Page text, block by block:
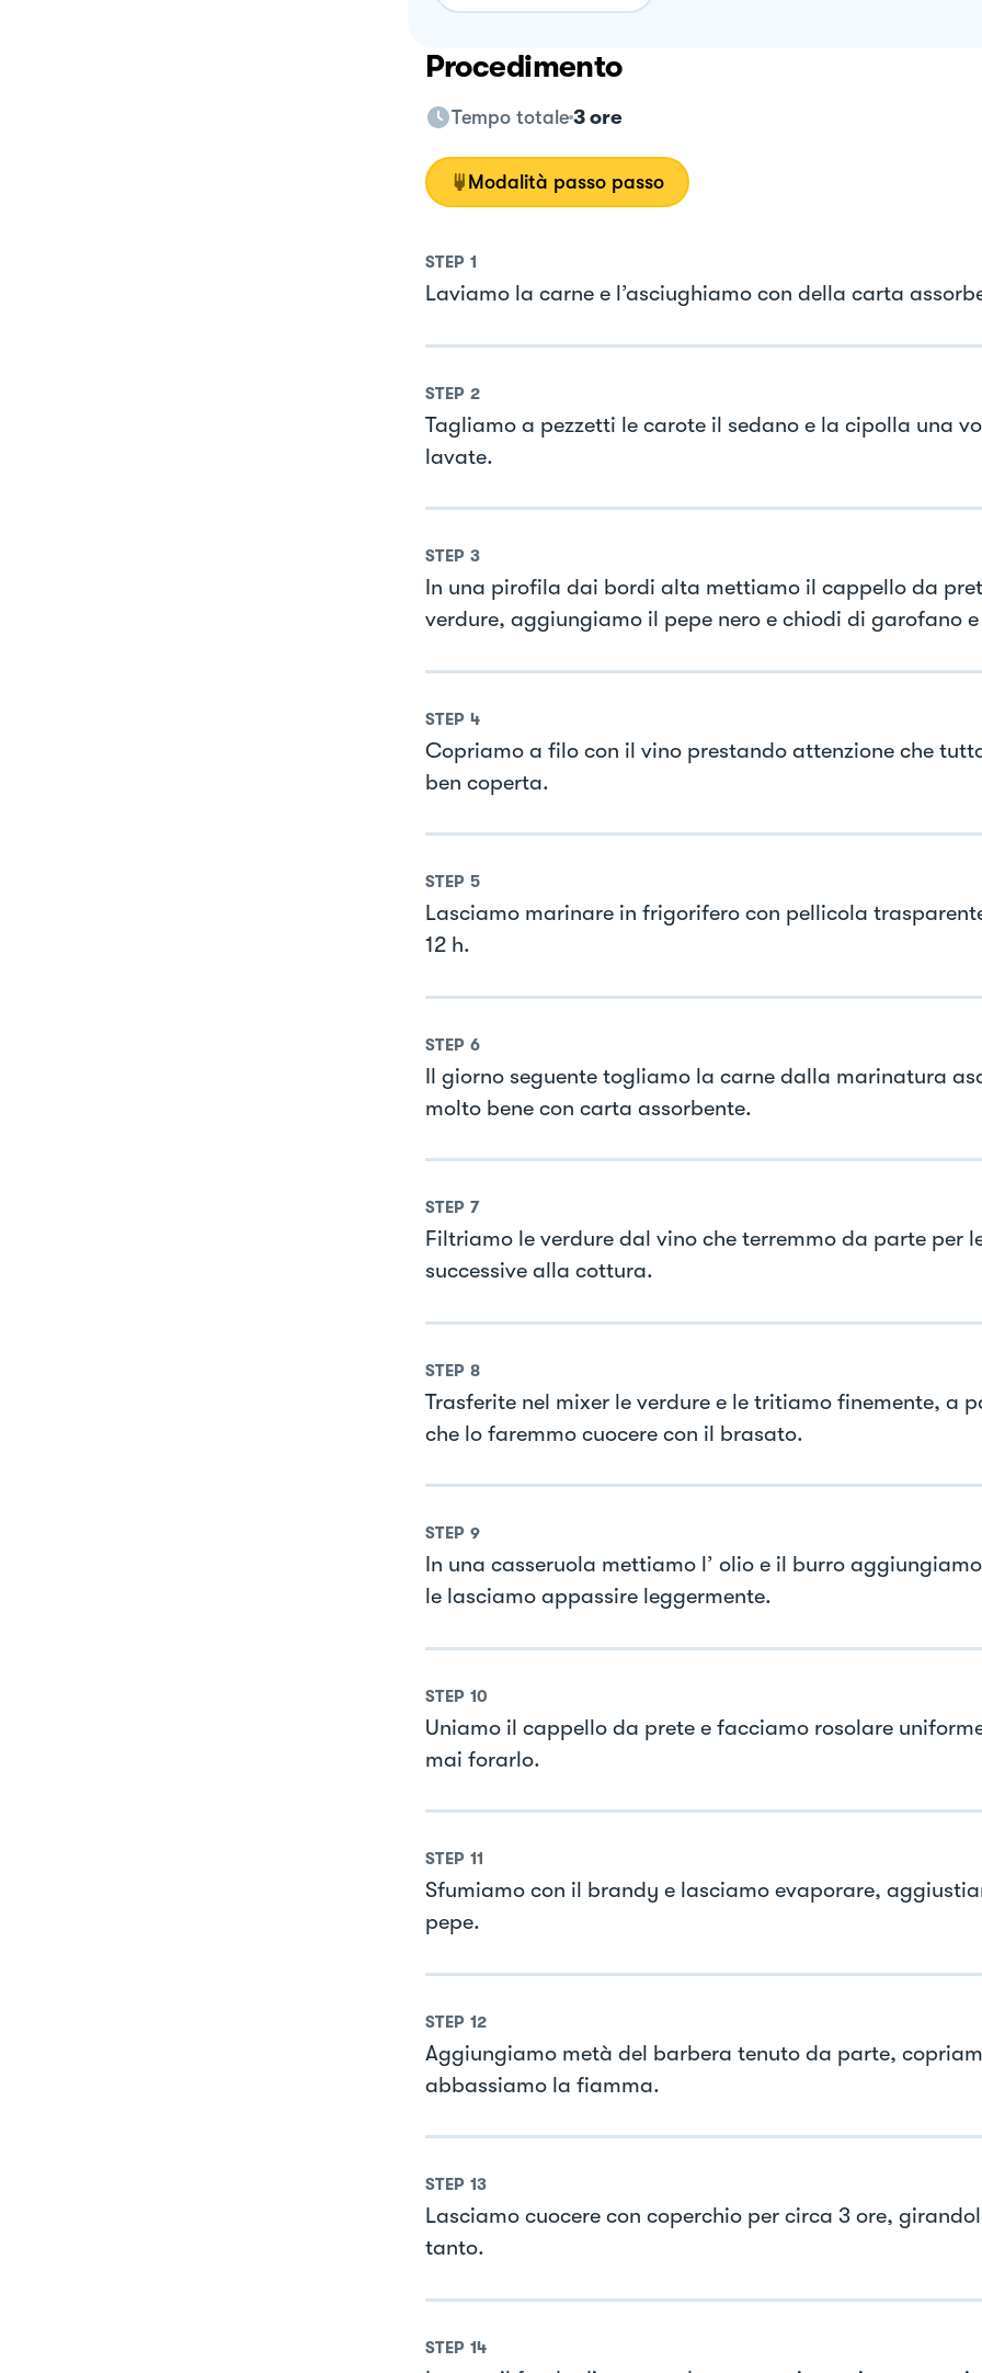
Procedimento
Tempo totale 3 ore
Modalità passo passo
STEP 1
Laviamo la carne e l’asciughiamo con della carta
STEP 2
Tagliamo a pezzetti le carote il sedano e la cipolla una
lavate.
STEP 3
In una pirofila dai bordi alta mettiamo il cappello da
verdure, aggiungiamo il pepe nero e chiodi di garofano
STEP 4
Copriamo a filo con il vino prestando attenzione che
ben coperta.
STEP 5
Lasciamo marinare in frigorifero con pellicola
12 h.
STEP 6
Il giorno seguente togliamo la carne dalla marinatura
molto bene con carta assorbente.
STEP 7
Filtriamo le verdure dal vino che terremmo da parte per
successive alla cottura.
STEP 8
Trasferite nel mixer le verdure e le tritiamo finemente, a
che lo faremmo cuocere con il brasato.
STEP 9
In una casseruola mettiamo l’ olio e il burro
le lasciamo appassire leggermente.
STEP 10
Uniamo il cappello da prete e facciamo rosolare
mai forarlo.
STEP 11
Sfumiamo con il brandy e lasciamo evaporare,
pepe.
STEP 12
Aggiungiamo metà del barbera tenuto da parte,
abbassiamo la fiamma.
STEP 13
Lasciamo cuocere con coperchio per circa 3 ore,
tanto.
STEP 14